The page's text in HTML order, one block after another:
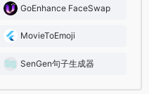
GoEnhance FaceSwap
MovieToEmoji
SenGen句子生成器